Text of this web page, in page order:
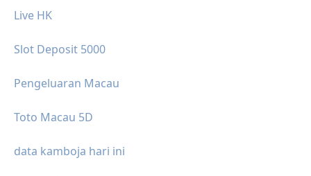
Live HK
Slot Deposit 5000
Pengeluaran Macau
Toto Macau 5D
data kamboja hari ini